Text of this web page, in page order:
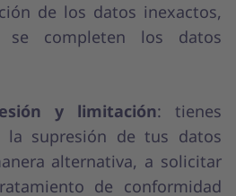
de los datos inexactos,
completen los datos
y limitación: tienes
la supresión de tus datos
alternativa, a solicitar
de conformidad